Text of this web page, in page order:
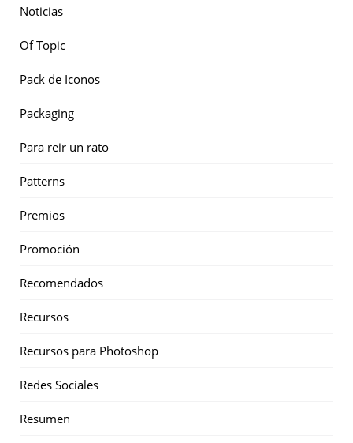
Noticias
Of Topic
Pack de Iconos
Packaging
Para reir un rato
Patterns
Premios
Promoción
Recomendados
Recursos
Recursos para Photoshop
Redes Sociales
Resumen